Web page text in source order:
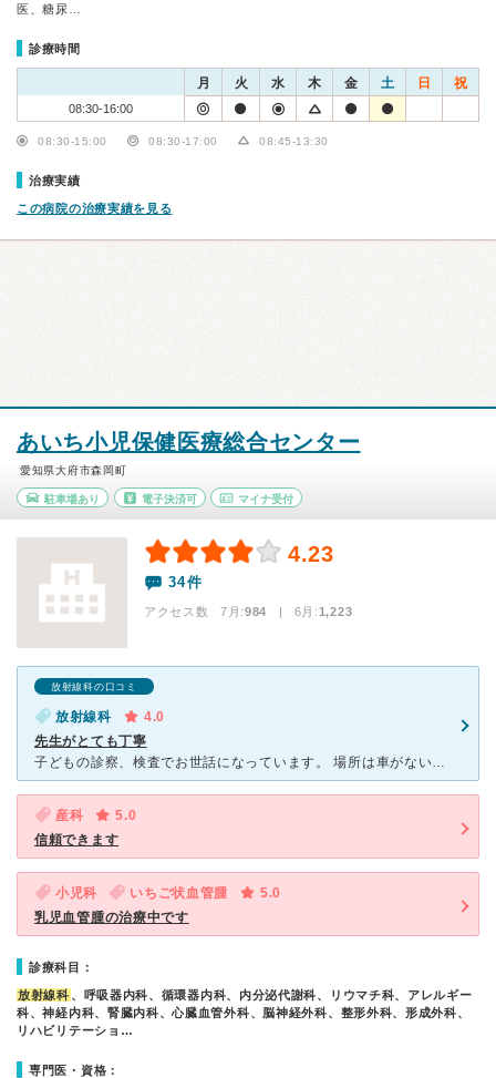
医、糖尿…
診療時間
月 火 水 木 金 土 日 祝
08:30-16:00
08:30-15:00 08:30-17:00 08:45-13:30
治療実績
この病院の治療実績を見る
あいち小児保健医療総合センター
愛知県大府市森岡町
駐車場あり 電子決済可 マイナ受付
4.23
34件
アクセス数 7月:984 | 6月:1,223
放射線科の口コミ
放射線科
4.0
先生がとても丁寧
子どもの診察、検査でお世話になっています。 場所は車がないと不便なところですが、駐車場が広いので停める場所には困りません。 バスも出ていたり、タクシーのロータリーもあります。 受付や会計の窓
産科
5.0
信頼できます
小児科 いちご状血管腫
5.0
乳児血管腫の治療中です
診療科目：
放射線科 、呼吸器内科、循環器内科、内分泌代謝科、リウマチ科、アレルギー
科、神経内科、腎臓内科、心臓血管外科、脳神経外科、整形外科、形成外科、
リハビリテーショ…
専門医・資格：